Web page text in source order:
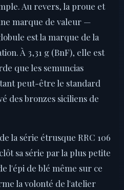
Au revers, la proue et
marque de valeur —
est la marque de la
À 3,31 g (BnF), elle est
que les semuncias
peut-être le standard
des bronzes siciliens de
la série étrusque RRC 106
sa série par la plus petite
l'épi de blé même sur ce
la volonté de l'atelier